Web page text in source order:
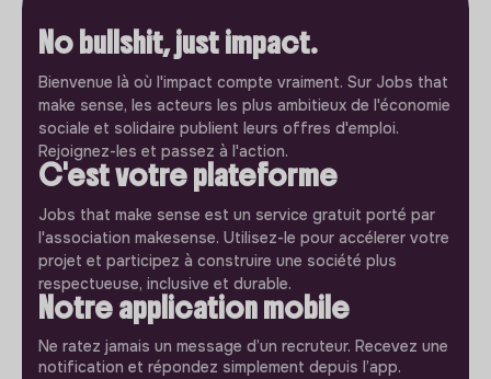
No bullshit, just impact.
Bienvenue là où l'impact compte vraiment. Sur Jobs that
make sense, les acteurs les plus ambitieux de l'économie
sociale et solidaire publient leurs offres d'emploi.
Rejoignez-les et passez à l'action.
C'est votre plateforme
Jobs that make sense est un service gratuit porté par
l'association makesense. Utilisez-le pour accélerer votre
projet et participez à construire une société plus
respectueuse, inclusive et durable.
Notre application mobile
Ne ratez jamais un message d’un recruteur. Recevez une
notification et répondez simplement depuis l’app.